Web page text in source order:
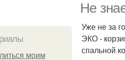
Не
моим
Уже не за
ЭКО -
спальной